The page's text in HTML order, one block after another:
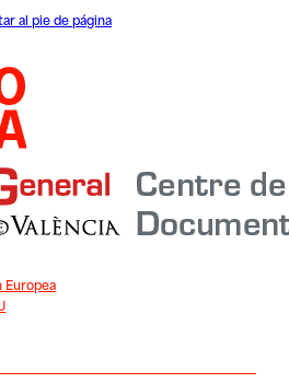
al pie de página
Europea